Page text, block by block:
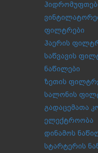
ფილტრები
ჰაერის
საწვავის
ნაწილები
ზეთის
სალონის
გადაცემათა
ელექტროობა
დინამოს
სტარტერის